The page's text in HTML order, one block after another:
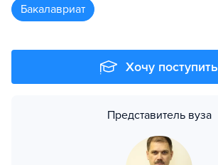
бакалавриат
Хочу поступить
Представитель вуза